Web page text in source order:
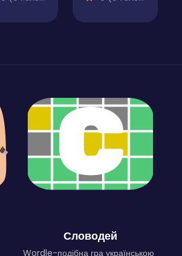
Словодей
Wordle-подібна гра українською